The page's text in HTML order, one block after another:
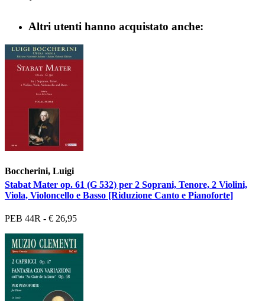
Altri utenti hanno acquistato anche:
Boccherini, Luigi
Stabat Mater op. 61 (G 532) per 2 Soprani, Tenore, 2 Violini,
Viola, Violoncello e Basso [Riduzione Canto e Pianoforte]
PEB 44R - € 26,95